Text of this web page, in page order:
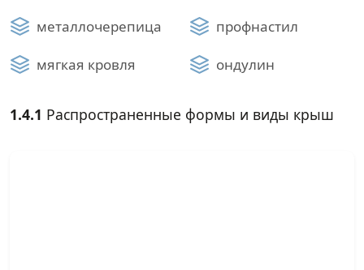
металлочерепица
мягкая кровля
профнастил
ондулин
1.4.1 Распространенные формы и виды крыш